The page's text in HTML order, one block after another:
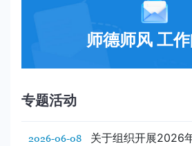
师德师风 工
专题活动
关于组织开展2026
2026-06-08